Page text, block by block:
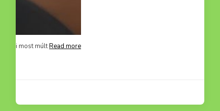
hétvégén elRead more